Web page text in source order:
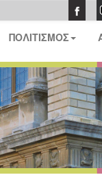
ΠΟΛΙΤΙΣΜΟΣ